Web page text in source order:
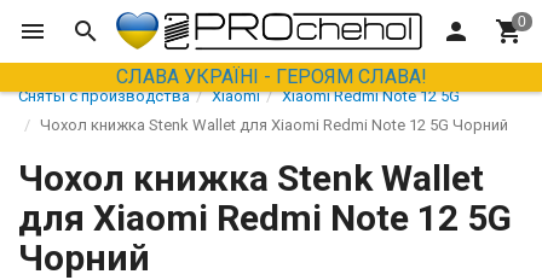
СЛАВА УКРАЇНІ - ГЕРОЯМ СЛАВА!
Сняты с производства Xiaomi
Xiaomi Redmi Note 12 5G
Чохол книжка Stenk Wallet для Xiaomi Redmi Note 12 5G Чорний
Чохол книжка Stenk Wallet
для Xiaomi Redmi Note 12 5G
Чорний